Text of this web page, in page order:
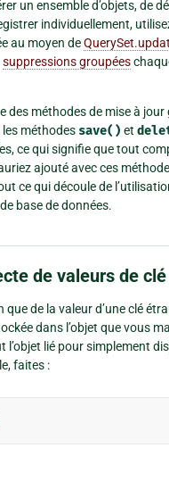
un ensemble d’objets, de
individuellement,
au moyen de
suppressions groupées
des méthodes de mise à jour
méthodes save() et
ce qui signifie que tout
ajouté avec ces
ce qui découle de
base de données.
de valeurs de
que de la valeur d’une clé
dans l’objet que vous
l’objet lié pour simplement
faites :